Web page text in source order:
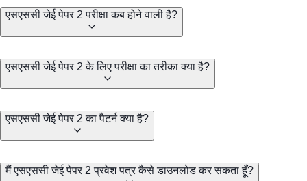
एसएससी जेई पेपर 2 परीक्षा कब होने वाली है?
एसएससी जेई पेपर 2 के लिए परीक्षा का तरीका क्या है?
एसएससी जेई पेपर 2 का पैटर्न क्या है?
मैं एसएससी जेई पेपर 2 प्रवेश पत्र कैसे डाउनलोड कर सकता हूँ?